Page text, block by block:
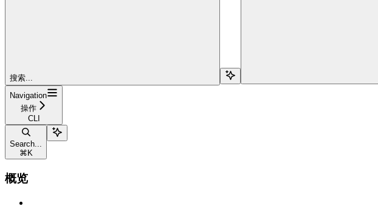
搜索...
Navigation
操作
CLI
Search...
⌘ K
概览